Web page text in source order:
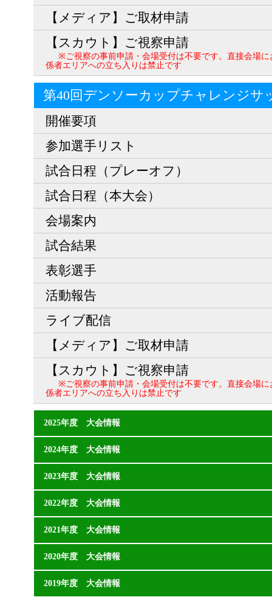
【メディア】ご取材申請
【スカウト】ご視察申請
※ご視察の事前申請・会場受付は不要です。直接会場
係者エリアへの立ち入りは禁止です
第40回デンソーカップチャレンジサ
開催要項
参加選手リスト
試合日程（プレーオフ）
試合日程（本大会）
会場案内
試合結果
表彰選手
活動報告
ライブ配信
【メディア】ご取材申請
【スカウト】ご視察申請
※ご視察の事前申請・会場受付は不要です。直接会場
係者エリアへの立ち入りは禁止です
2025年度 大会情報
2024年度 大会情報
2023年度 大会情報
2022年度 大会情報
2021年度 大会情報
2020年度 大会情報
2019年度 大会情報